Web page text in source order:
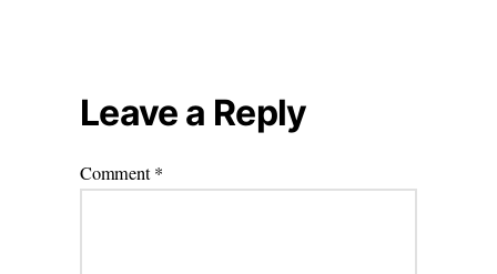
Leave a Reply
Comment*